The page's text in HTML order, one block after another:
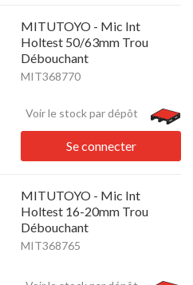
MITUTOYO - Mic Int
Holtest 50/63mm Trou
Débouchant
MIT368770
Voir le stock par dépôt
Se connecter
MITUTOYO - Mic Int
Holtest 16-20mm Trou
Débouchant
MIT368765